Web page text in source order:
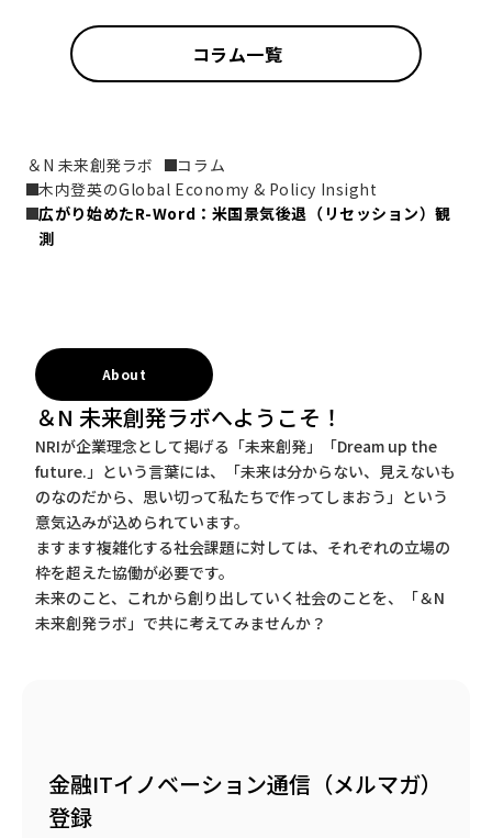
コラム一覧
＆N 未来創発ラボ
コラム
木内登英のGlobal Economy & Policy Insight
広がり始めたR-Word：米国景気後退（リセッション）観
測
About
＆N 未来創発ラボへようこそ！
NRIが企業理念として掲げる「未来創発」「Dream up the
future.」という言葉には、「未来は分からない、見えないも
のなのだから、思い切って私たちで作ってしまおう」という
意気込みが込められています。
ますます複雑化する社会課題に対しては、それぞれの立場の
枠を超えた協働が必要です。
未来のこと、これから創り出していく社会のことを、「＆N
未来創発ラボ」で共に考えてみませんか？
金融ITイノベーション通信（メルマガ）
登録